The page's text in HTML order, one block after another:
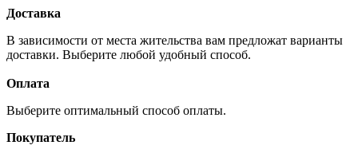
Доставка
В зависимости от места жительства вам предложат варианты
доставки. Выберите любой удобный способ.
Оплата
Выберите оптимальный способ оплаты.
Покупатель